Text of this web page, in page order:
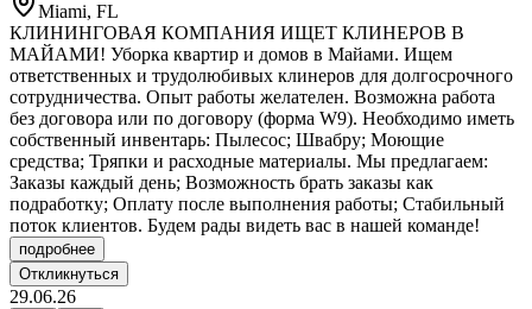
Miami, FL
КЛИНИНГОВАЯ КОМПАНИЯ ИЩЕТ КЛИНЕРОВ В
МАЙАМИ! Уборка квартир и домов в Майами. Ищем
ответственных и трудолюбивых клинеров для долгосрочного
сотрудничества. Опыт работы желателен. Возможна работа
без договора или по договору (форма W9). Необходимо иметь
собственный инвентарь: Пылесос; Швабру; Моющие
средства; Тряпки и расходные материалы. Мы предлагаем:
Заказы каждый день; Возможность брать заказы как
подработку; Оплату после выполнения работы; Стабильный
поток клиентов. Будем рады видеть вас в нашей команде!
подробнее
Откликнуться
29.06.26